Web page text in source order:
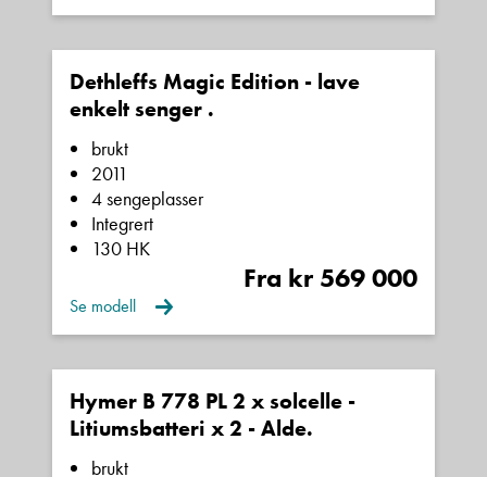
Dethleffs Magic Edition - lave
enkelt senger .
brukt
2011
4 sengeplasser
Integrert
130 HK
Fra kr 569 000
Se modell
Hymer B 778 PL 2 x solcelle -
Litiumsbatteri x 2 - Alde.
brukt